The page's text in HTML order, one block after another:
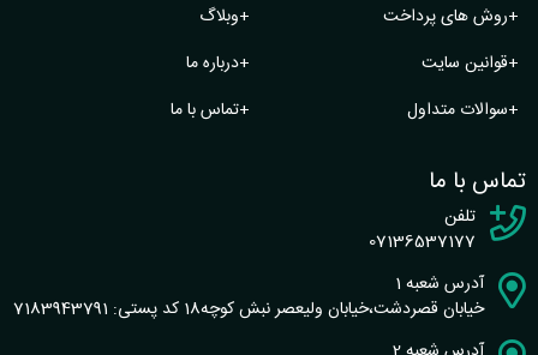
+روش های پرداخت
+قوانین سایت
+سوالات متداول
+وبلاگ
+درباره ما
+تماس با ما
تماس با ما
تلفن
07136537177
آدرس شعبه 1
خیابان قصردشت،خیابان ولیعصر نبش کوچه18 کد پستی: 7183943791